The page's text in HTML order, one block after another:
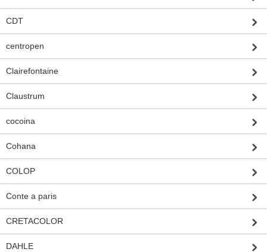
CDT
centropen
Clairefontaine
Claustrum
cocoina
Cohana
COLOP
Conte a paris
CRETACOLOR
DAHLE